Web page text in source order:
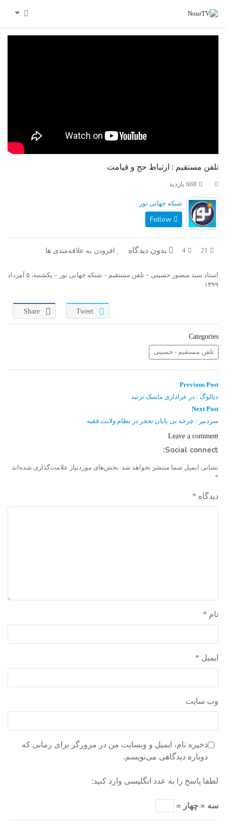
تلفن مستقیم : ارتباط حج و قیامت
668 بازدید
شبکه جهانی نور
21
4 بدون دیدگاه افزودن به علاقه‌مندی ها
استاد سید منصور حسینی – تلفن مستقیم – شبکه جهانی نور – یکشنبه، ۵ اَمرداد
۱۳۹۹
Share Tweet
Categories
تلفن مستقیم - حسینی
راهبری
نوشته
Previous Post
Previous
دیالوگ : در عزاداری ماسک نزنید
Next Post
Next
سردبیر : چرخه بی پایان تحجر در نظام ولایت فقیه
Leave a comment
Social connect:
نشانی ایمیل شما منتشر نخواهد شد. بخش‌های موردنیاز علامت‌گذاری شده‌اند
*
دیدگاه *
نام *
ایمیل *
وب‌ سایت
ذخیره نام، ایمیل و وبسایت من در مرورگر برای زمانی که
دوباره دیدگاهی می‌نویسم.
لطفا پاسخ را به عدد انگلیسی وارد کنید:
سه × چهار =